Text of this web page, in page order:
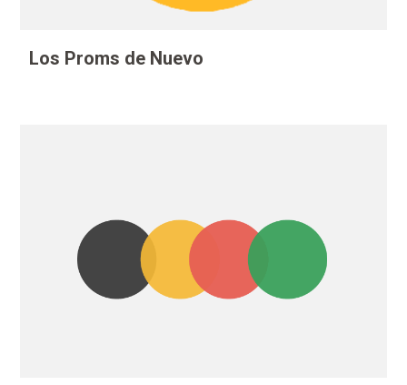
Los Proms de Nuevo